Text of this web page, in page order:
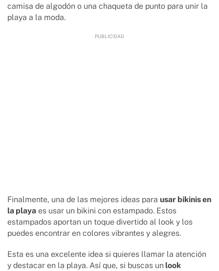
camisa de algodón o una chaqueta de punto para unir la
playa a la moda.
Finalmente, una de las mejores ideas para usar bikinis en
la playa es usar un bikini con estampado. Estos
estampados aportan un toque divertido al look y los
puedes encontrar en colores vibrantes y alegres.
Esta es una excelente idea si quieres llamar la atención
y destacar en la playa. Así que, si buscas un look